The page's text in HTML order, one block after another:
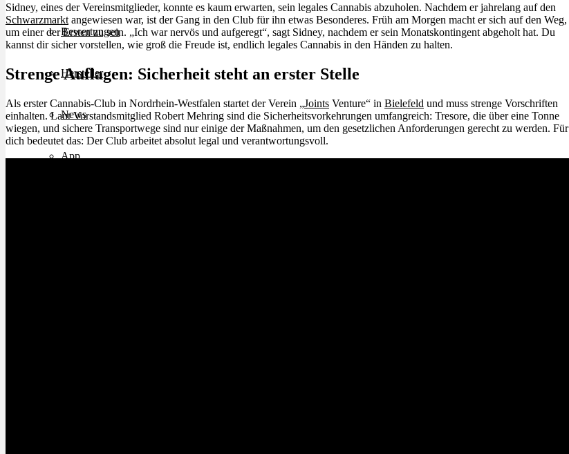
Bewertungen
Hersteller
News
App
Sidney, eines der Vereinsmitglieder, konnte es kaum erwarten, sein legales Cannabis abzuholen. Nachdem er jahrelang auf den
Schwarzmarkt angewiesen war, ist der Gang in den Club für ihn etwas Besonderes. Früh am Morgen macht er sich auf den Weg,
um einer der Ersten zu sein. „Ich war nervös und aufgeregt“, sagt Sidney, nachdem er sein Monatskontingent abgeholt hat. Du
kannst dir sicher vorstellen, wie groß die Freude ist, endlich legales Cannabis in den Händen zu halten.
Strenge Auflagen: Sicherheit steht an erster Stelle
Als erster Cannabis-Club in Nordrhein-Westfalen startet der Verein „Joints Venture“ in Bielefeld und muss strenge Vorschriften
einhalten. Laut Vorstandsmitglied Robert Mehring sind die Sicherheitsvorkehrungen umfangreich: Tresore, die über eine Tonne
wiegen, und sichere Transportwege sind nur einige der Maßnahmen, um den gesetzlichen Anforderungen gerecht zu werden. Für
dich bedeutet das: Der Club arbeitet absolut legal und verantwortungsvoll.